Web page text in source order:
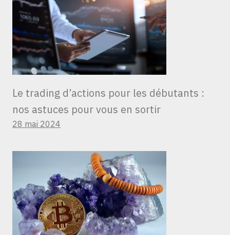
Le trading d’actions pour les débutants :
nos astuces pour vous en sortir
28 mai 2024